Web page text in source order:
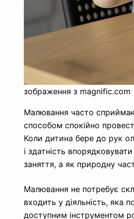
зображення з magnific.com
Малювання часто
способом спокійно
Коли дитина бере до рук
і здатність
заняття, а як природну
Малювання не потребує
входить у діяльність,
доступним інструментом